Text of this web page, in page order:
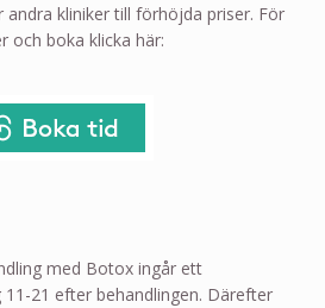
andra kliniker till förhöjda priser. För
och boka klicka här:
med Botox ingår ett
21 efter behandlingen. Därefter